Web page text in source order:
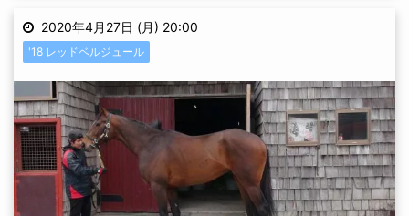
2020年4月27日 (月) 20:00
'18 レッドベルジュール